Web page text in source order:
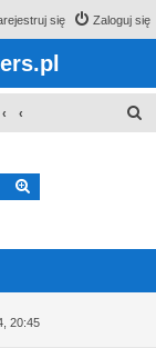
Zaloguj się
się
Szukaj
20:45